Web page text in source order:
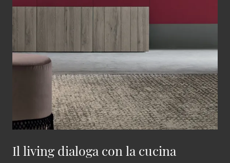
Il living dialoga con la cucina